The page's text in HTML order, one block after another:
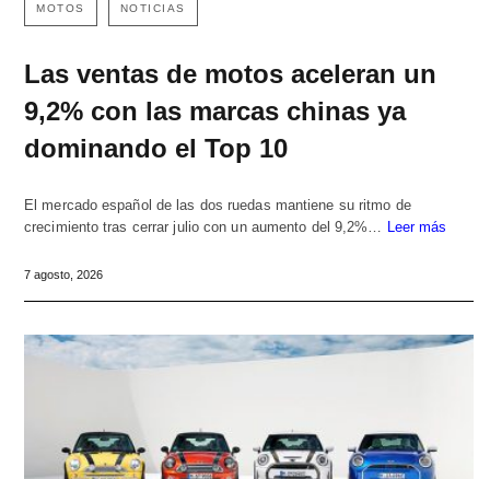
MOTOS NOTICIAS
Las ventas de motos aceleran un
9,2% con las marcas chinas ya
dominando el Top 10
El mercado español de las dos ruedas mantiene su ritmo de
crecimiento tras cerrar julio con un aumento del 9,2%… Leer más
7 agosto, 2026